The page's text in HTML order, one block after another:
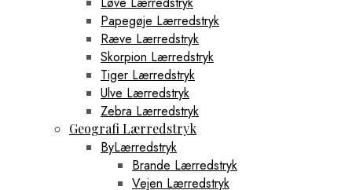
Papegøje Lærredstryk
Ræve Lærredstryk
Skorpion Lærredstryk
Tiger Lærredstryk
Ulve Lærredstryk
Zebra Lærredstryk
Geografi Lærredstryk
ByLærredstryk
Brande Lærredstryk
Vejen Lærredstryk